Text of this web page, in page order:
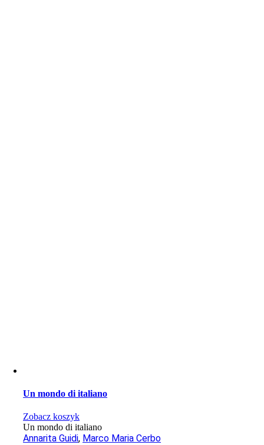
Un mondo di italiano
Zobacz koszyk
Un mondo di italiano
Annarita Guidi, Marco Maria Cerbo